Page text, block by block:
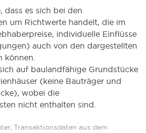
dass es sich bei den
um Richtwerte handelt, die im
individuelle Einflüsse
auch von den dargestellten
können.
auf baulandfähige Grundstücke
(keine Bauträger und
wobei die
nicht enthalten sind.
Transaktionsdaten aus dem